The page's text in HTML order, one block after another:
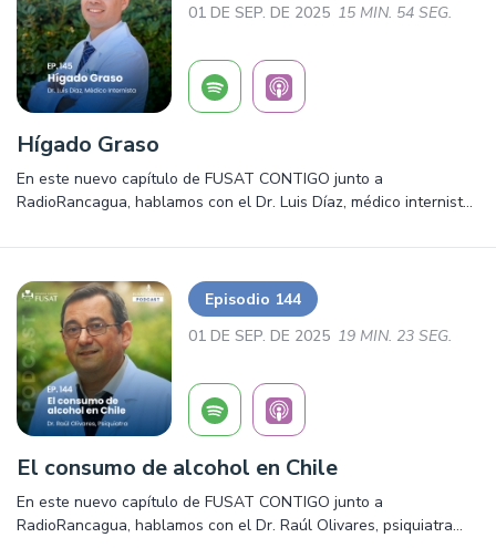
01 DE SEP. DE 2025 15 MIN. 54 SEG.
Hígado Graso
En este nuevo capítulo de FUSAT CONTIGO junto a
RadioRancagua, hablamos con el Dr. Luis Díaz, médico internista
¡Escúchalo ya!
Episodio 144
01 DE SEP. DE 2025 19 MIN. 23 SEG.
El consumo de alcohol en Chile
En este nuevo capítulo de FUSAT CONTIGO junto a
RadioRancagua, hablamos con el Dr. Raúl Olivares, psiquiatra